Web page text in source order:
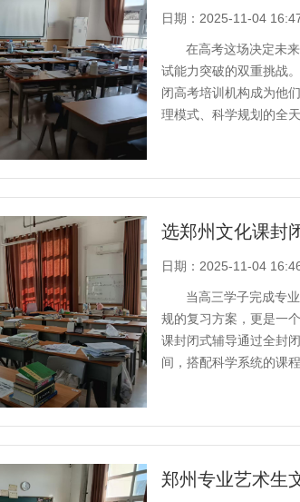
日期：2025-11-04
在高考这场决定未
试能力突破的双重挑战
闭高考培训机构成为他
理模式、科学规划的全天
日期：2025-11-04
当高三学子完成专
规的复习方案，更是一
课封闭式辅导通过全封
间，搭配科学系统的课程